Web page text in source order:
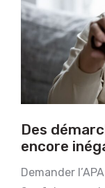
Des
encore
Demander